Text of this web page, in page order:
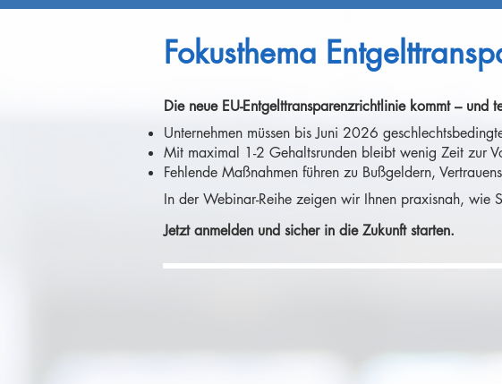
Fokusthema
Die neue EU-Entgelttransparenzrichtlinie kommt – und
Unternehmen müssen bis Juni 2026
Mit maximal 1-2 Gehaltsrunden bleibt wenig Zeit zur
Fehlende Maßnahmen führen zu Bußgeldern,
In der Webinar-Reihe zeigen wir Ihnen praxisnah, wie
Jetzt anmelden und sicher in die Zukunft starten.